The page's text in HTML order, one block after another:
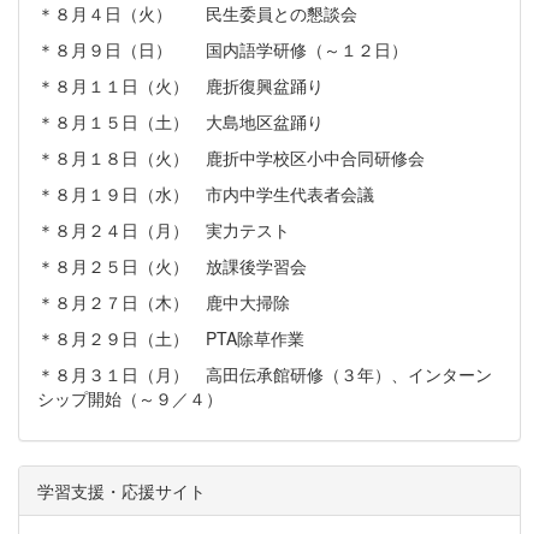
＊８月４日（火） 民生委員との懇談会
＊８月９日（日） 国内語学研修（～１２日）
＊８月１１日（火） 鹿折復興盆踊り
＊８月１５日（土） 大島地区盆踊り
＊８月１８日（火） 鹿折中学校区小中合同研修会
＊８月１９日（水） 市内中学生代表者会議
＊８月２４日（月） 実力テスト
＊８月２５日（火） 放課後学習会
＊８月２７日（木） 鹿中大掃除
＊８月２９日（土） PTA除草作業
＊８月３１日（月） 高田伝承館研修（３年）、インターン
シップ開始（～９／４）
学習支援・応援サイト